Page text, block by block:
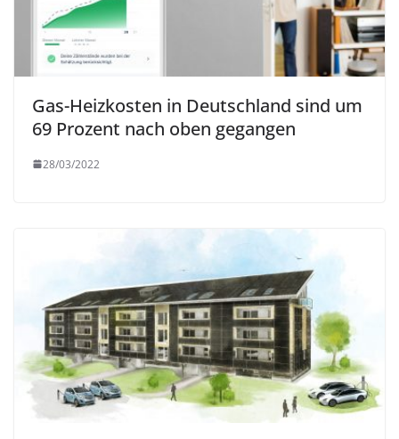
Gas-Heizkosten in Deutschland sind um
69 Prozent nach oben gegangen
28/03/2022